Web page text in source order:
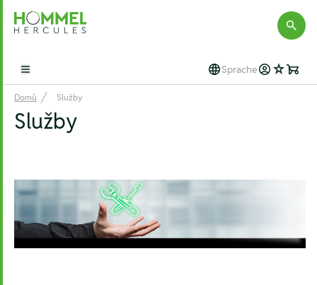
Hommel Hercules
Open main menu Sprache
Domů Služby
Služby